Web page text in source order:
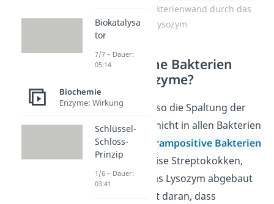
Spaltung der Bakterienwand durch das
Lysozym
Gegen welche Bakterien
wirken Lysozyme?
Die Hydrolyse, also die Spaltung der
Zellwand, findet nicht in allen Bakterien
statt. Lediglich
grampositive Bakterien
, wie beispielsweise Streptokokken,
können durch das Lysozym abgebaut
werden. Das liegt daran, dass
Biokatalysa
tor
7/7 – Dauer:
05:14
Biochemie
Enzyme: Wirkung
Schlüssel-
Schloss-
Prinzip
1/6 – Dauer:
03:41